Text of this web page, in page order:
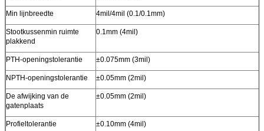
Min lijnbreedte 4mil/4mil (0.1/0.1mm)
Stootkussenmin ruimte
plakkend
0.1mm (4mil)
PTH-openingstolerantie ±0.075mm (3mil)
NPTH-openingstolerantie ±0.05mm (2mil)
De afwijking van de
gatenplaats
±0.05mm (2mil)
Profieltolerantie ±0.10mm (4mil)